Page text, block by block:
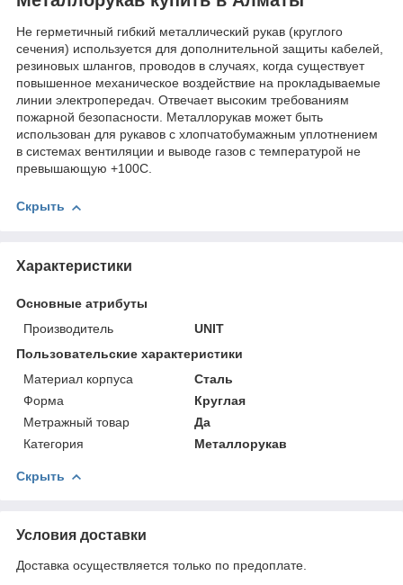
Не герметичный гибкий металлический рукав (круглого
сечения) используется для дополнительной защиты кабелей,
резиновых шлангов, проводов в случаях, когда существует
повышенное механическое воздействие на прокладываемые
линии электропередач. Отвечает высоким требованиям
пожарной безопасности. Металлорукав может быть
использован для рукавов с хлопчатобумажным уплотнением
в системах вентиляции и выводе газов с температурой не
превышающую +100С.
Скрыть
Характеристики
Основные атрибуты
Производитель
UNIT
Пользовательские характеристики
Материал корпуса
Сталь
Форма
Круглая
Метражный товар
Да
Категория
Металлорукав
Скрыть
Условия доставки
Доставка осуществляется только по предоплате.